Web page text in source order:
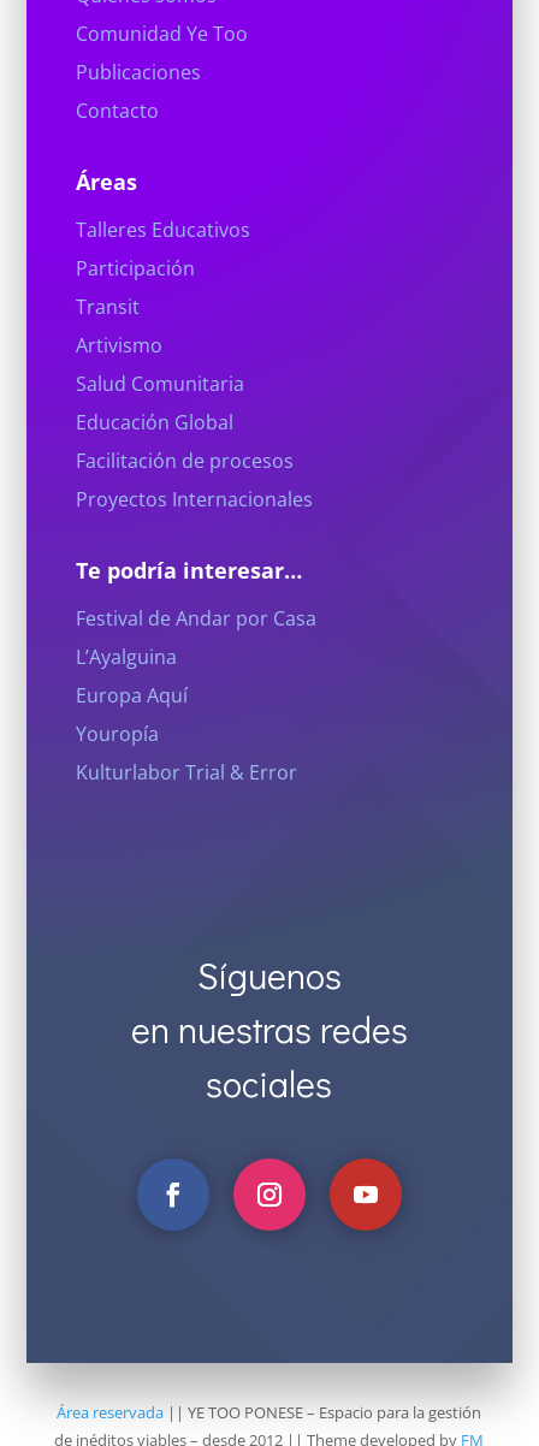
Comunidad Ye Too
Publicaciones
Contacto
Áreas
Talleres Educativos
Participación
Transit
Artivismo
Salud Comunitaria
Educación Global
Facilitación de procesos
Proyectos Internacionales
Te podría interesar…
Festival de Andar por Casa
L’Ayalguina
Europa Aquí
Youropía
Kulturlabor Trial & Error
Síguenos
en nuestras redes
sociales
Área reservada || YE TOO PONESE – Espacio para la gestión
de inéditos viables – desde 2012 || Theme developed by FM